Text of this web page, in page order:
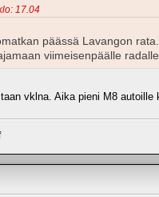
17.04
päässä Lavangon rata.
viimeisenpäälle
vklna. Aika pieni M8 autoille